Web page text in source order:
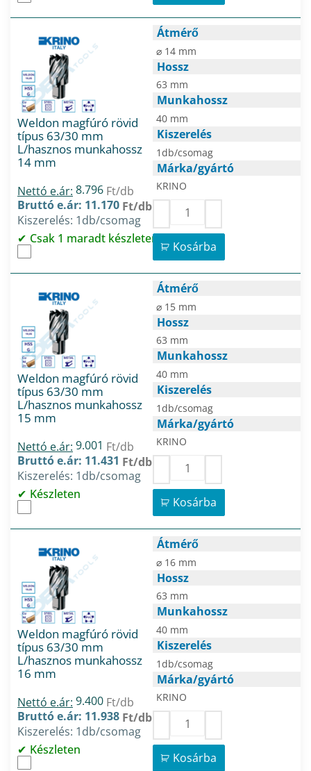
Weldon magfúró rövid
típus 63/30 mm
L/hasznos munkahossz
14 mm
Nettó e.ár: 8.796 Ft/db
Bruttó e.ár: 11.170 Ft/db
Kiszerelés: 1db/csomag
Csak 1 maradt készleten
Átmérő
⌀ 14 mm
Hossz
63 mm
Munkahossz
40 mm
Kiszerelés
1db/csomag
Márka/gyártó
KRINO
Kosárba
Weldon magfúró rövid
típus 63/30 mm
L/hasznos munkahossz
15 mm
Nettó e.ár: 9.001 Ft/db
Bruttó e.ár: 11.431 Ft/db
Kiszerelés: 1db/csomag
Készleten
Átmérő
⌀ 15 mm
Hossz
63 mm
Munkahossz
40 mm
Kiszerelés
1db/csomag
Márka/gyártó
KRINO
Kosárba
Weldon magfúró rövid
típus 63/30 mm
L/hasznos munkahossz
16 mm
Nettó e.ár: 9.400 Ft/db
Bruttó e.ár: 11.938 Ft/db
Kiszerelés: 1db/csomag
Készleten
Átmérő
⌀ 16 mm
Hossz
63 mm
Munkahossz
40 mm
Kiszerelés
1db/csomag
Márka/gyártó
KRINO
Kosárba